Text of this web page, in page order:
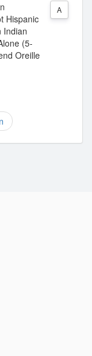
Hispanic
Indian
(5-
Oreille
A